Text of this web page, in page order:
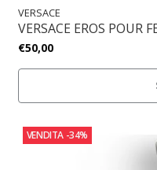
VERSACE
VERSACE EROS POUR
€50,00
VENDITA -34%